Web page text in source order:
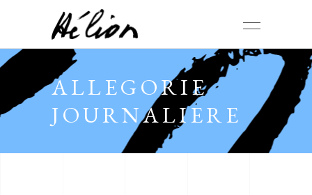
ALLEGORIE
JOURNALIERE